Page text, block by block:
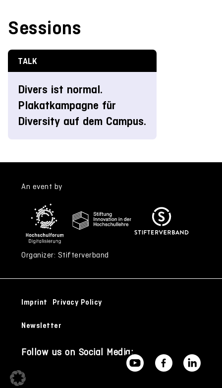
Sessions
TALK
Divers ist normal.
Plakatkampagne für
Diversity auf dem Campus.
An event by
Organizer: Stifterverband
Imprint Privacy Policy
Newsletter
Follow us on Social Media: